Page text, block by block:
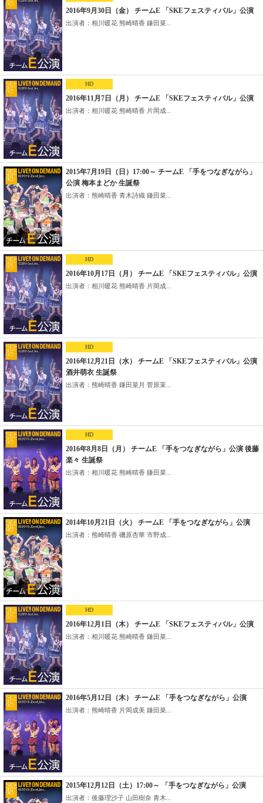
2016年9月30日（金） チームE 「SKEフェスティバル」公演
出演者：相川暖花 熊崎晴香 鎌田菜...
HD
2016年11月7日（月） チームE 「SKEフェスティバル」公演
出演者：相川暖花 熊崎晴香 片岡成...
2015年7月19日（日）17:00～ チームE 「手をつなぎながら」
公演 梅本まどか 生誕祭
出演者：熊崎晴香 青木詩織 鎌田菜...
HD
2016年10月17日（月） チームE 「SKEフェスティバル」公演
出演者：相川暖花 熊崎晴香 片岡成...
HD
2016年12月21日（水） チームE 「SKEフェスティバル」公演
酒井萌衣 生誕祭
出演者：熊崎晴香 鎌田菜月 菅原茉...
HD
2016年8月8日（月） チームE 「手をつなぎながら」公演 後藤
楽々 生誕祭
出演者：相川暖花 熊崎晴香 鎌田菜...
2014年10月21日（火） チームE 「手をつなぎながら」公演
出演者：熊崎晴香 磯原杏華 市野成...
HD
2016年12月1日（木） チームE 「SKEフェスティバル」公演
出演者：相川暖花 熊崎晴香 鎌田菜...
2016年5月12日（木） チームE 「手をつなぎながら」公演
出演者：熊崎晴香 片岡成美 鎌田菜...
2015年12月12日（土）17:00～ 「手をつなぎながら」公演
出演者：後藤理沙子 山田樹奈 青木...